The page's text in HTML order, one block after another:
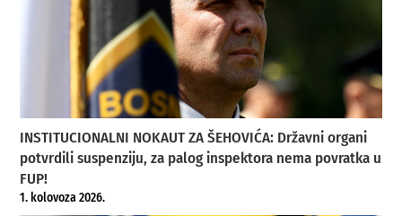
INSTITUCIONALNI NOKAUT ZA ŠEHOVIĆA: Državni organi
potvrdili suspenziju, za palog inspektora nema povratka u
FUP!
1. kolovoza 2026.